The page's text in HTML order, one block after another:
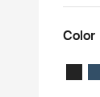
Color
Thule